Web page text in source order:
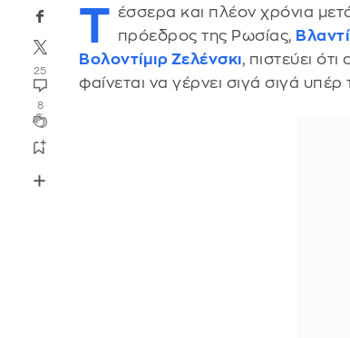
25
8
Τ έσσερα και πλέον χρόνια
πρόεδρος της Ρωσίας,
Βολοντίμιρ Ζελένσκι, πιστεύει
φαίνεται να γέρνει σιγά σιγά